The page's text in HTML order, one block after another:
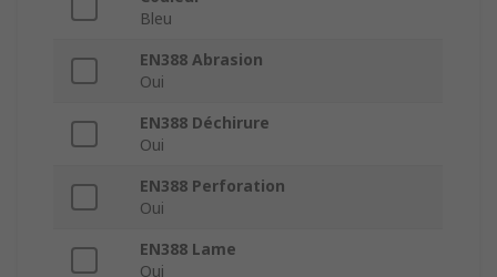
Bleu
EN388 Abrasion
Oui
EN388 Déchirure
Oui
EN388 Perforation
Oui
EN388 Lame
Oui